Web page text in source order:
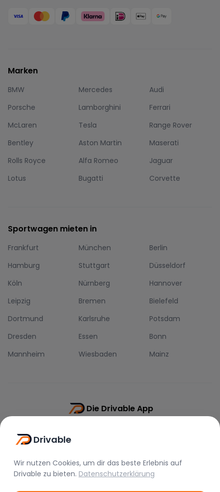
Marken
BMW Mercedes
Audi
Porsche
Lamborghini
Ferrari
McLaren
Tesla
Range Rover
Bentley
Aston Martin
Maserati
Rolls Royce
Alfa Romeo
Jaguar
Lotus
Bugatti Corvette
Sportwagen mieten in
Frankfurt München
Berlin
Hamburg
Stuttgart
Düsseldorf
Köln
Nürnberg
Hannover
Leipzig
Bremen
Bielefeld
Dortmund
Karlsruhe
Potsdam
Dresden
Essen
Bonn
Mannheim
Wiesbaden Mainz
Die Drivable App
Drivable
Wir nutzen Cookies, um dir das beste Erlebnis auf
Drivable zu bieten. Datenschutzerklärung